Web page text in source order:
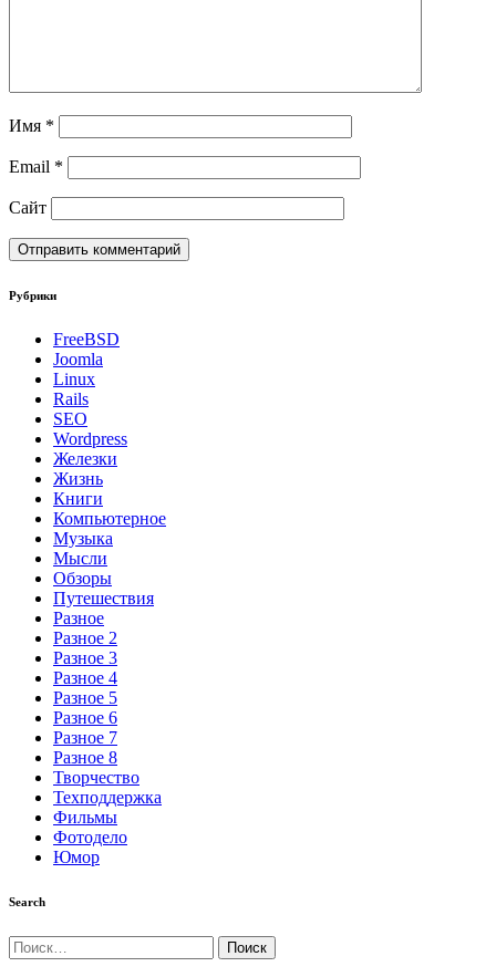
Имя *
Email *
Сайт
Рубрики
FreeBSD
Joomla
Linux
Rails
SEO
Wordpress
Железки
Жизнь
Книги
Компьютерное
Музыка
Мысли
Обзоры
Путешествия
Разное
Разное 2
Разное 3
Разное 4
Разное 5
Разное 6
Разное 7
Разное 8
Творчество
Техподдержка
Фильмы
Фотодело
Юмор
Search
Найти: